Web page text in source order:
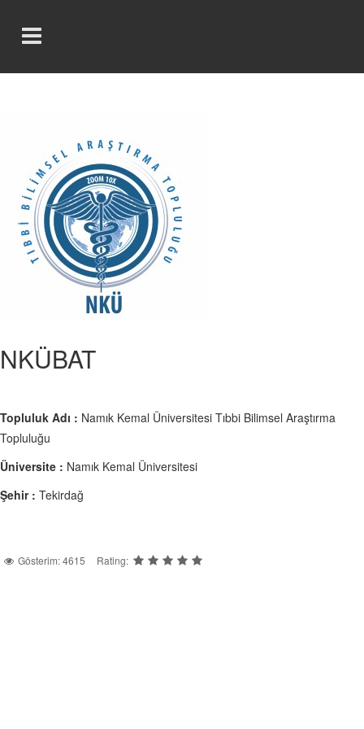
NKÜBAT
Topluluk Adı : Namık Kemal Üniversitesi Tıbbi Bilimsel Araştırma
Topluluğu
Üniversite : Namık Kemal Üniversitesi
Şehir : Tekirdağ
Gösterim: 4615 Rating: